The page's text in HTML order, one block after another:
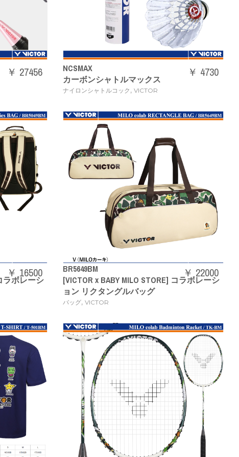
￥ 27456
NCSMAX
カーボンシャトルマックス
ナイロンシャトルコック ,VICTOR
￥ 4730
ラボレーシ
￥ 16500
BR5649BM
[VICTOR x BABY MILO STORE] コラボレーシ
ョン リクタングルバッグ
バッグ,VICTOR
￥ 22000